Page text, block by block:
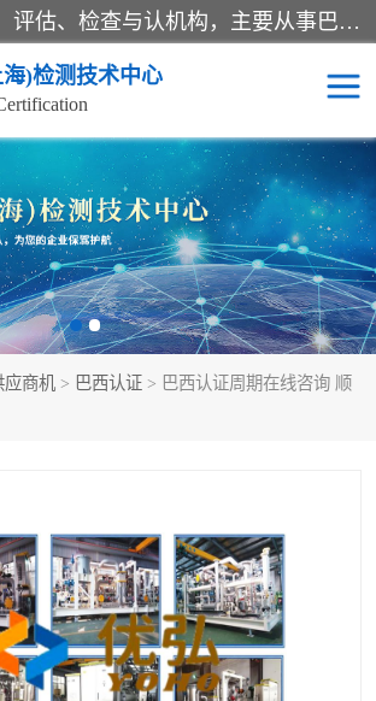
*是一家的测试、评估、检查与认机构，主要从事巴西NR10认证、NR12认证、NR13认证；ANATEL认证、INMTRO认证，欧盟CE认证：MD认证，PED认证，MID认证，ATEX认证，德国蓝色天使认证。
)检测技术中心
应商机 > 巴西认证 > 巴西认证周期在线咨询 顺
证 NR10认证
NR13认证
巴西NR认证
RETIE认证